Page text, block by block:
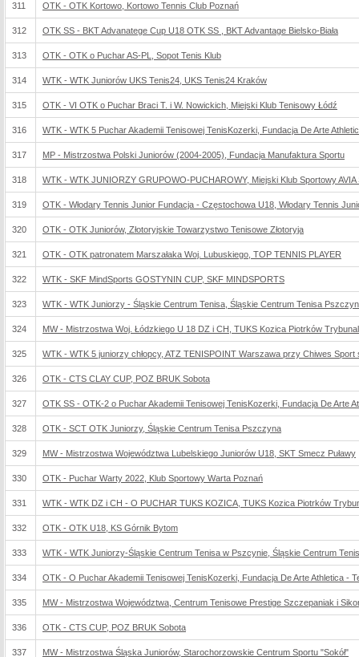
311 OTK - OTK Kortowo, Kortowo Tennis Club Poznań
312 OTK SS - BKT Advanatege Cup U18 OTK SS , BKT Advantage Bielsko-Biała
313 OTK - OTK o Puchar AS-PL, Sopot Tenis Klub
314 WTK - WTK Juniorów UKS Tenis24, UKS Tenis24 Kraków
315 OTK - VI OTK o Puchar Braci T. i W. Nowickich, Miejski Klub Tenisowy Łódź
316 WTK - WTK 5 Puchar Akademii Tenisowej TenisKozerki, Fundacja De Arte
317 MP - Mistrzostwa Polski Juniorów (2004-2005), Fundacja Manufaktura Sportu
318 WTK - WTK JUNIORZY GRUPOWO-PUCHAROWY, Miejski Klub Sportowy AVIA
319 OTK - Włodary Tennis Junior Fundacja - Częstochowa U18, Włodary Tennis
320 OTK - OTK Juniorów, Złotoryjskie Towarzystwo Tenisowe Złotoryja
321 OTK - OTK patronatem Marszałaka Woj. Lubuskiego, TOP TENNIS PLAYER
322 WTK - SKF MindSports GOSTYNIN CUP, SKF MINDSPORTS
323 WTK - WTK Juniorzy - Śląskie Centrum Tenisa, Śląskie Centrum Tenisa
324 MW - Mistrzostwa Woj. Łódzkiego U 18 DZ i CH, TUKS Kozica Piotrków
325 WTK - WTK 5 juniorzy chłopcy, ATZ TENISPOINT Warszawa przy Chiwes Sport
326 OTK - CTS CLAY CUP, POZ BRUK Sobota
327 OTK SS - OTK-2 o Puchar Akademii Tenisowej TenisKozerki, Fundacja De Arte
328 OTK - SCT OTK Juniorzy, Śląskie Centrum Tenisa Pszczyna
329 MW - Mistrzostwa Województwa Lubelskiego Juniorów U18, SKT Smecz Puławy
330 OTK - Puchar Warty 2022, Klub Sportowy Warta Poznań
331 WTK - WTK DZ i CH - O PUCHAR TUKS KOZICA, TUKS Kozica Piotrków
332 OTK - OTK U18, KS Górnik Bytom
333 WTK - WTK Juniorzy-Śląskie Centrum Tenisa w Pszcynie, Śląskie Centrum
334 OTK - O Puchar Akademii Tenisowej TenisKozerki, Fundacja De Arte Athletica -
335 MW - Mistrzostwa Województwa, Centrum Tenisowe Prestige Szczepaniak i
336 OTK - CTS CUP, POZ BRUK Sobota
337 MW - Mistrzostwa Śląska Juniorów, Starochorzowskie Centrum Sportu "Sokół"